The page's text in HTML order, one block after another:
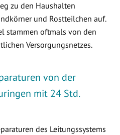
zu den Haushalten
und Rostteilchen auf.
stammen oftmals von den
Versorgungsnetzes.
von der
mit 24 Std.
des Leitungssystems